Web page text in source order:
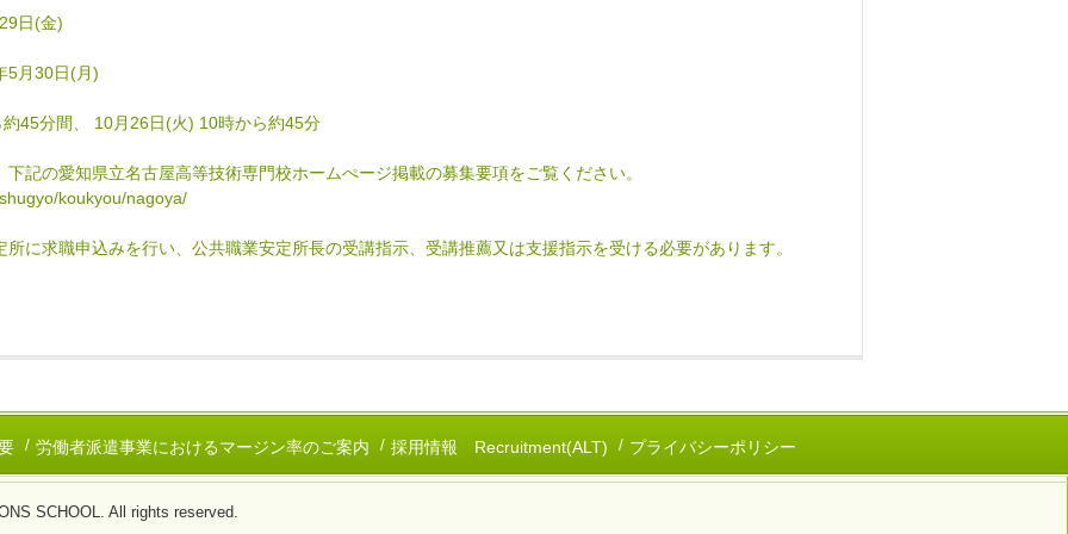
日(金)
5月30日(月)
45分間、 10月26日(火) 10時から約45分
記の愛知県立名古屋高等技術専門校ホームぺージ掲載の募集要項をご覧ください。
koukyou/nagoya/
に求職申込みを行い、公共職業安定所長の受講指示、受講推薦又は支援指示を受ける必要があります。
労働者派遣事業におけるマージン率のご案内 採用情報 Recruitment(ALT) プライバシーポリシー
SCHOOL. All rights reserved.